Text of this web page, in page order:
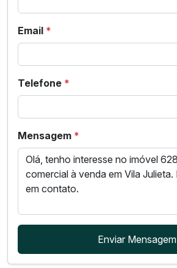
Email *
Telefone *
Mensagem *
Enviar Mensagem